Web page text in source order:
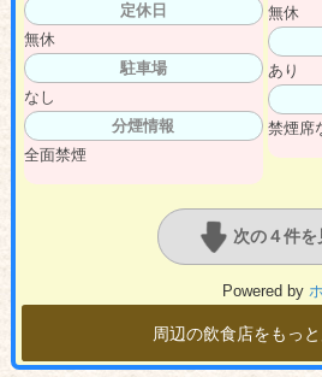
定休日
無休
駐車場
なし
分煙情報
全面禁煙
無休
あり
禁煙席
次の４件を
Powered by
周辺の飲食店をもっ